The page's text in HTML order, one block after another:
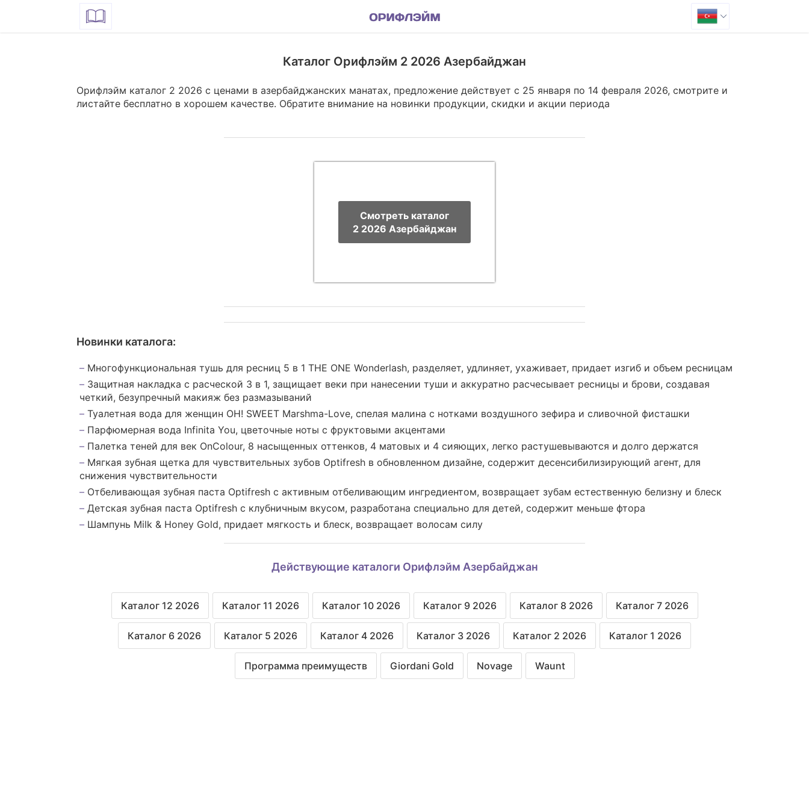
Каталог Орифлэйм 2 2026 Азербайджан
Орифлэйм каталог 2 2026 с ценами в азербайджанских манатах, предложение действует с 25 января по 14 февраля 2026, смотрите и
листайте бесплатно в хорошем качестве. Обратите внимание на новинки продукции, скидки и акции периода
Смотреть каталог
2 2026 Азербайджан
Новинки каталога:
Многофункциональная тушь для ресниц 5 в 1 THE ONE Wonderlash, разделяет, удлиняет, ухаживает, придает изгиб и объем ресницам
Защитная накладка с расческой 3 в 1, защищает веки при нанесении туши и аккуратно расчесывает ресницы и брови, создавая
четкий, безупречный макияж без размазываний
Туалетная вода для женщин OH! SWEET Marshma-Love, спелая малина с нотками воздушного зефира и сливочной фисташки
Парфюмерная вода Infinita You, цветочные ноты с фруктовыми акцентами
Палетка теней для век OnColour, 8 насыщенных оттенков, 4 матовых и 4 сияющих, легко растушевываются и долго держатся
Мягкая зубная щетка для чувствительных зубов Optifresh в обновленном дизайне, содержит десенсибилизирующий агент, для
снижения чувствительности
Отбеливающая зубная паста Optifresh с активным отбеливающим ингредиентом, возвращает зубам естественную белизну и блеск
Детская зубная паста Optifresh с клубничным вкусом, разработана специально для детей, содержит меньше фтора
Шампунь Milk & Honey Gold, придает мягкость и блеск, возвращает волосам силу
Действующие каталоги Орифлэйм Азербайджан
Каталог 12 2026 Каталог 11 2026 Каталог 10 2026 Каталог 9 2026 Каталог 8 2026 Каталог 7 2026
Каталог 6 2026 Каталог 5 2026 Каталог 4 2026 Каталог 3 2026 Каталог 2 2026 Каталог 1 2026
Программа преимуществ Giordani Gold Novage Waunt